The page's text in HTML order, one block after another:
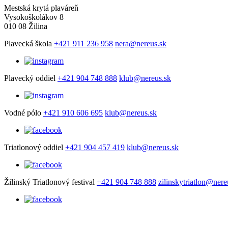
Mestská krytá plaváreň
Vysokoškolákov 8
010 08 Žilina
Plavecká škola +421 911 236 958 nera@nereus.sk
Plavecký oddiel +421 904 748 888 klub@nereus.sk
Vodné pólo +421 910 606 695 klub@nereus.sk
Triatlonový oddiel +421 904 457 419 klub@nereus.sk
Žilinský Triatlonový festival +421 904 748 888